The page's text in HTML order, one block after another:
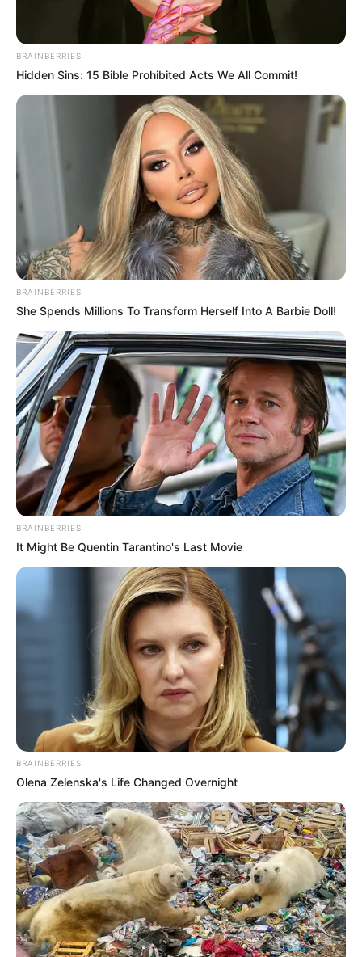
BRAINBERRIES
Hidden Sins: 15 Bible Prohibited Acts We All Commit!
BRAINBERRIES
She Spends Millions To Transform Herself Into A Barbie Doll!
BRAINBERRIES
It Might Be Quentin Tarantino's Last Movie
BRAINBERRIES
Olena Zelenska's Life Changed Overnight